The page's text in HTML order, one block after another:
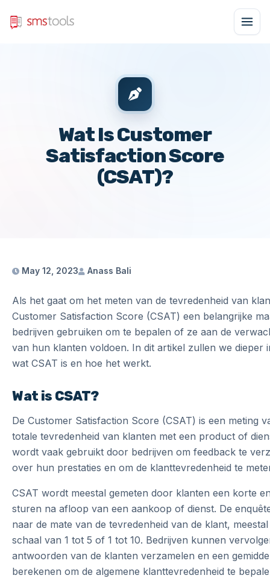
Wat Is Customer
Satisfaction Score
(CSAT)?
May 12, 2023 Anass Bali
Als het gaat om het meten van de tevredenheid van
Customer Satisfaction Score (CSAT) een belangrijke
bedrijven gebruiken om te bepalen of ze aan de
van hun klanten voldoen. In dit artikel zullen we dieper
wat CSAT is en hoe het werkt.
Wat is CSAT?
De Customer Satisfaction Score (CSAT) is een meting
totale tevredenheid van klanten met een product of
wordt vaak gebruikt door bedrijven om feedback te
over hun prestaties en om de klanttevredenheid te
CSAT wordt meestal gemeten door klanten een korte
sturen na afloop van een aankoop of dienst. De
naar de mate van de tevredenheid van de klant,
schaal van 1 tot 5 of 1 tot 10. Bedrijven kunnen
antwoorden van de klanten verzamelen en een
berekenen om de algemene klanttevredenheid te